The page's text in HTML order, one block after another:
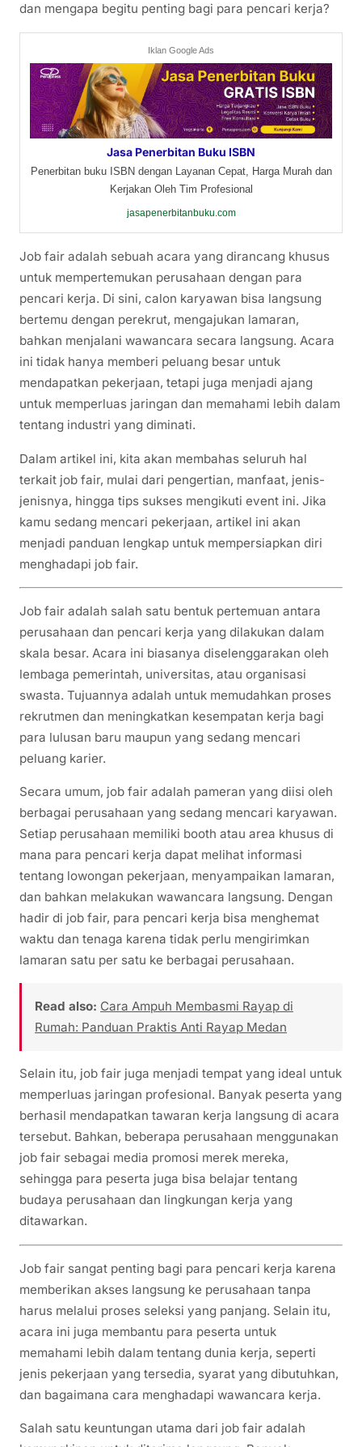
dan mengapa begitu penting bagi para pencari kerja?
Iklan Google Ads
Jasa Penerbitan Buku ISBN
Penerbitan buku ISBN dengan Layanan Cepat, Harga Murah dan
Kerjakan Oleh Tim Profesional
jasapenerbitanbuku.com
Job fair adalah sebuah acara yang dirancang khusus
untuk mempertemukan perusahaan dengan para
pencari kerja. Di sini, calon karyawan bisa langsung
bertemu dengan perekrut, mengajukan lamaran,
bahkan menjalani wawancara secara langsung. Acara
ini tidak hanya memberi peluang besar untuk
mendapatkan pekerjaan, tetapi juga menjadi ajang
untuk memperluas jaringan dan memahami lebih dalam
tentang industri yang diminati.
Dalam artikel ini, kita akan membahas seluruh hal
terkait job fair, mulai dari pengertian, manfaat, jenis-
jenisnya, hingga tips sukses mengikuti event ini. Jika
kamu sedang mencari pekerjaan, artikel ini akan
menjadi panduan lengkap untuk mempersiapkan diri
menghadapi job fair.
Job fair adalah salah satu bentuk pertemuan antara
perusahaan dan pencari kerja yang dilakukan dalam
skala besar. Acara ini biasanya diselenggarakan oleh
lembaga pemerintah, universitas, atau organisasi
swasta. Tujuannya adalah untuk memudahkan proses
rekrutmen dan meningkatkan kesempatan kerja bagi
para lulusan baru maupun yang sedang mencari
peluang karier.
Secara umum, job fair adalah pameran yang diisi oleh
berbagai perusahaan yang sedang mencari karyawan.
Setiap perusahaan memiliki booth atau area khusus di
mana para pencari kerja dapat melihat informasi
tentang lowongan pekerjaan, menyampaikan lamaran,
dan bahkan melakukan wawancara langsung. Dengan
hadir di job fair, para pencari kerja bisa menghemat
waktu dan tenaga karena tidak perlu mengirimkan
lamaran satu per satu ke berbagai perusahaan.
Read also: Cara Ampuh Membasmi Rayap di
Rumah: Panduan Praktis Anti Rayap Medan
Selain itu, job fair juga menjadi tempat yang ideal untuk
memperluas jaringan profesional. Banyak peserta yang
berhasil mendapatkan tawaran kerja langsung di acara
tersebut. Bahkan, beberapa perusahaan menggunakan
job fair sebagai media promosi merek mereka,
sehingga para peserta juga bisa belajar tentang
budaya perusahaan dan lingkungan kerja yang
ditawarkan.
Job fair sangat penting bagi para pencari kerja karena
memberikan akses langsung ke perusahaan tanpa
harus melalui proses seleksi yang panjang. Selain itu,
acara ini juga membantu para peserta untuk
memahami lebih dalam tentang dunia kerja, seperti
jenis pekerjaan yang tersedia, syarat yang dibutuhkan,
dan bagaimana cara menghadapi wawancara kerja.
Salah satu keuntungan utama dari job fair adalah